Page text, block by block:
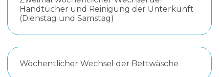
Handtücher und Reinigung der Unterkunft
(Dienstag und Samstag)
Wöchentlicher Wechsel der Bettwäsche